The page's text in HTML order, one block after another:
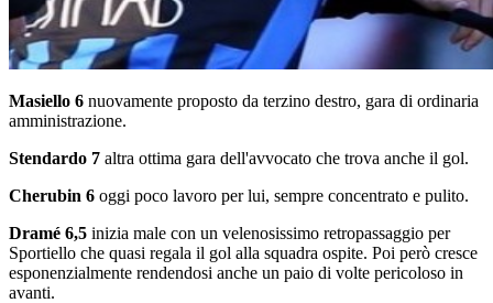
Masiello 6 nuovamente proposto da terzino destro, gara di ordinaria
amministrazione.
Stendardo 7 altra ottima gara dell'avvocato che trova anche il gol.
Cherubin 6 oggi poco lavoro per lui, sempre concentrato e pulito.
Dramé 6,5 inizia male con un velenosissimo retropassaggio per
Sportiello che quasi regala il gol alla squadra ospite. Poi però cresce
esponenzialmente rendendosi anche un paio di volte pericoloso in
avanti.